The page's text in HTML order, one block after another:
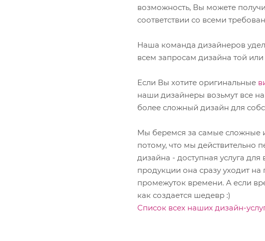
возможность, Вы можете
соответствии со всеми
Наша команда дизайнеров
всем запросам дизайна той
Если Вы хотите оригинальные
наши дизайнеры возьмут все
более сложный дизайн для
Мы беремся за самые сложные
потому, что мы действительно
дизайна - доступная услуга
продукции она сразу уходит
промежуток времени. А если
как создается шедевр :)
Список всех наших дизайн-
Kyocera
Lexmark
Panasonic
Pantum
Samsung
Sharp
Xerox